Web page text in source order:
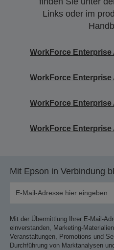
Links oder im
WorkForce Enterprise
WorkForce Enterprise
WorkForce Enterprise
WorkForce Enterprise
Mit Epson in Verbindung
Mit der Übermittlung Ihrer E-Mail-
einverstanden, Marketing-
Veranstaltungen, Promotions und
Durchführung von Marktanalysen